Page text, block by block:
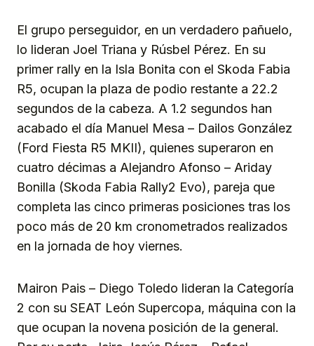
El grupo perseguidor, en un verdadero pañuelo,
lo lideran Joel Triana y Rúsbel Pérez. En su
primer rally en la Isla Bonita con el Skoda Fabia
R5, ocupan la plaza de podio restante a 22.2
segundos de la cabeza. A 1.2 segundos han
acabado el día Manuel Mesa – Dailos González
(Ford Fiesta R5 MKII), quienes superaron en
cuatro décimas a Alejandro Afonso – Ariday
Bonilla (Skoda Fabia Rally2 Evo), pareja que
completa las cinco primeras posiciones tras los
poco más de 20 km cronometrados realizados
en la jornada de hoy viernes.
Mairon Pais – Diego Toledo lideran la Categoría
2 con su SEAT León Supercopa, máquina con la
que ocupan la novena posición de la general.